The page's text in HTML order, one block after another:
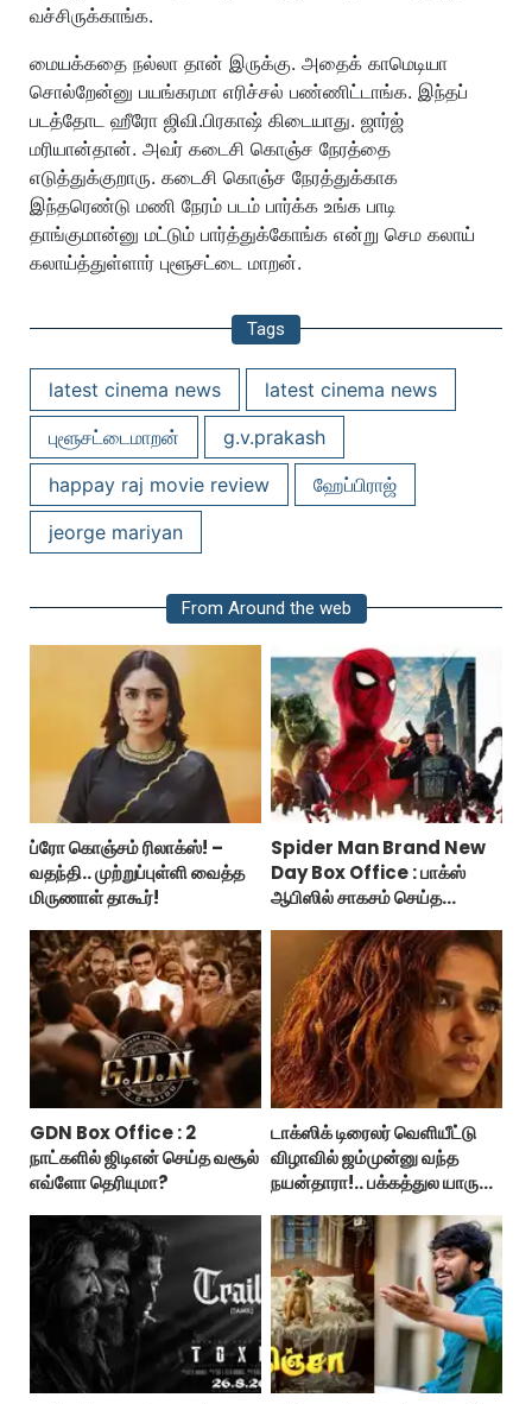
வச்சிருக்காங்க.
மையக்கதை நல்லா தான் இருக்கு. அதைக் காமெடியா
சொல்றேன்னு பயங்கரமா எரிச்சல் பண்ணிட்டாங்க. இந்தப்
படத்தோட ஹீரோ ஜிவி.பிரகாஷ் கிடையாது. ஜார்ஜ்
மரியான்தான். அவர் கடைசி கொஞ்ச நேரத்தை
எடுத்துக்குறாரு. கடைசி கொஞ்ச நேரத்துக்காக
இந்தரெண்டு மணி நேரம் படம் பார்க்க உங்க பாடி
தாங்குமான்னு மட்டும் பார்த்துக்கோங்க என்று செம கலாய்
கலாய்த்துள்ளார் புளூசட்டை மாறன்.
Tags
latest cinema news
latest cinema news
புளூசட்டைமாறன்
g.v.prakash
happay raj movie review
ஹேப்பிராஜ்
jeorge mariyan
From Around the web
ப்ரோ கொஞ்சம் ரிலாக்ஸ்! –
வதந்தி.. முற்றுப்புள்ளி வைத்த
மிருணாள் தாகூர்!
Spider Man Brand New
Day Box Office : பாக்ஸ்
ஆபிஸில் சாகசம் செய்த
GDN Box Office : 2
நாட்களில் ஜிடிஎன் செய்த வசூல்
எவ்ளோ தெரியுமா?
டாக்ஸிக் டிரைலர் வெளியீட்டு
விழாவில் ஜம்முன்னு வந்த
நயன்தாரா!.. பக்கத்துல யாரு